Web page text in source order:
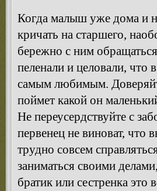
Когда малыш уже дома и
кричать на старшего,
бережно с ним
пеленали и целовали, что
самым любимым.
поймет какой он
Не переусердствуйте с
первенец не виноват, что
трудно совсем
заниматься своими
братик или сестренка